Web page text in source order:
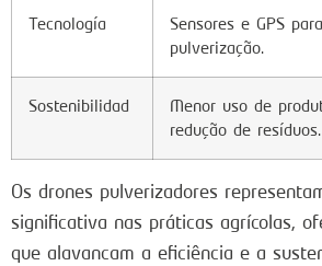
Tecnología
Sensores e GPS
pulverização.
Sostenibilidad
Menor uso de
redução de resíduos.
Os drones pulverizadores
significativa nas práticas agrícolas,
que alavancam a eficiência e a